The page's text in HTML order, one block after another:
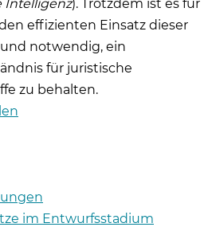
Intelligenz). Trotzdem ist es für
effizienten Einsatz dieser
notwendig, ein
für juristische
zu behalten.
im Entwurfsstadium